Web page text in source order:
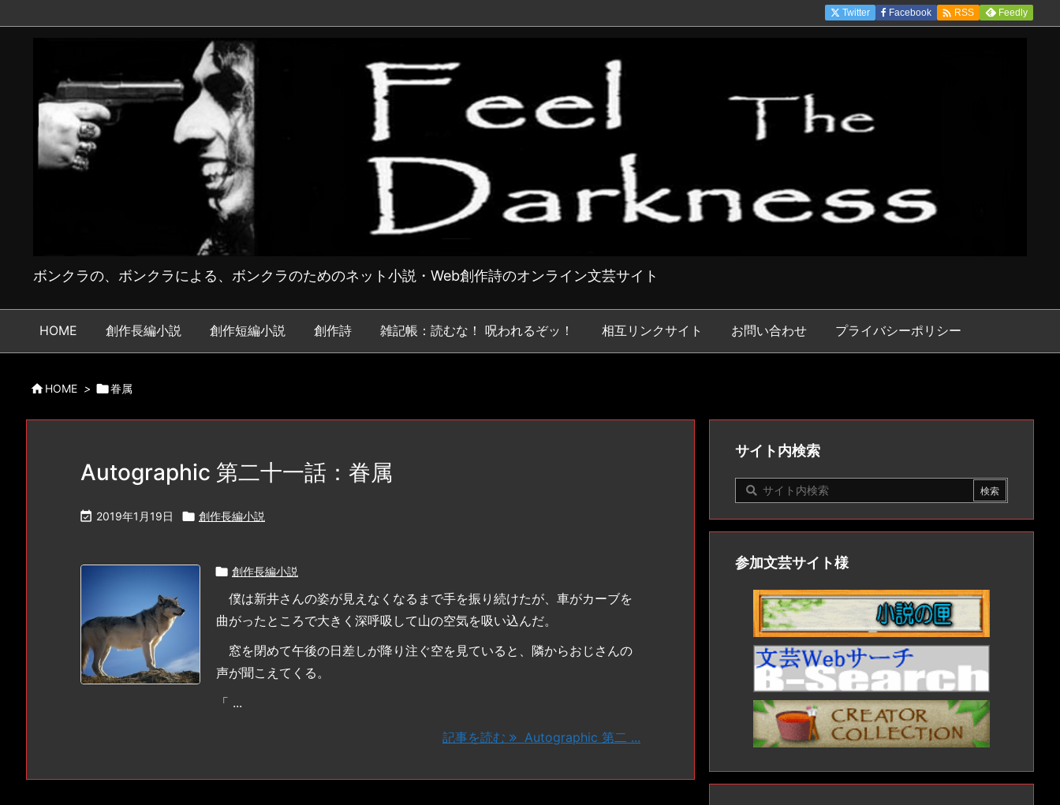
ボンクラの、ボンクラによる、ボンクラのためのネット小説・Web創作詩のオンライン文芸サイト
HOME 創作長編小説 創作短編小説 創作詩 雑記帳：読むな！ 呪われるぞッ！ 相互リンクサイト お問い合わせ プライバシーポリシー
Twitter Facebook  RSS Feedly
HOME > 眷属
Autographic 第二十一話：眷属
 2019年1月19日  創作長編小説
 創作長編小説
僕は新井さんの姿が見えなくなるまで手を振り続けたが、車がカーブを
曲がったところで大きく深呼吸して山の空気を吸い込んだ。
窓を閉めて午後の日差しが降り注ぐ空を見ていると、隣からおじさんの
声が聞こえてくる。
「 ...
記事を読む Autographic 第二 ...
サイト内検索
参加文芸サイト様